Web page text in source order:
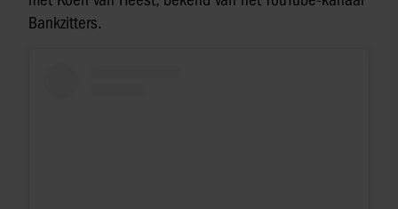
Bankzitters.